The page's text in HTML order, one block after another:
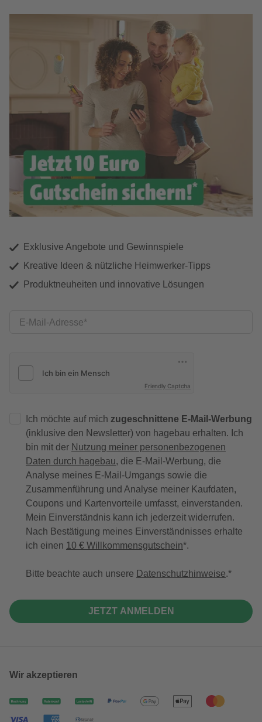
Exklusive Angebote und Gewinnspiele
Kreative Ideen & nützliche Heimwerker-Tipps
Produktneuheiten und innovative Lösungen
E-Mail-Adresse
Friendly Captcha
Ich möchte auf mich zugeschnittene E-Mail-Werbung
(inklusive den Newsletter) von hagebau erhalten. Ich
bin mit der Nutzung meiner personenbezogenen
Daten durch hagebau, die E-Mail-Werbung, die
Analyse meines E-Mail-Umgangs sowie die
Zusammenführung und Analyse meiner Kaufdaten,
Coupons und Kartenvorteile umfasst, einverstanden.
Mein Einverständnis kann ich jederzeit widerrufen.
Nach Bestätigung meines Einverständnisses erhalte
ich einen 10 € Willkommensgutschein*.
Bitte beachte auch unsere Datenschutzhinweise.
JETZT ANMELDEN
Wir akzeptieren